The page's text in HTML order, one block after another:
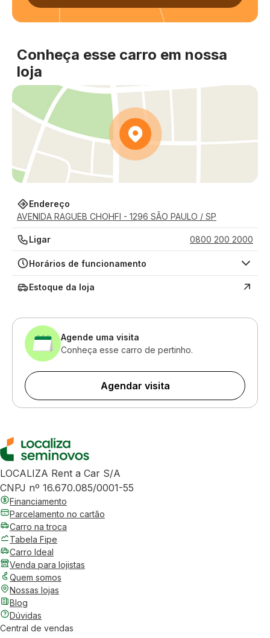
Conheça esse carro em nossa
loja
Endereço
AVENIDA RAGUEB CHOHFI - 1296 SÃO PAULO / SP
Ligar 0800 200 2000
Horários de funcionamento
Estoque da loja
Agende uma visita
Conheça esse carro de pertinho.
Agendar visita
LOCALIZA Rent a Car S/A
CNPJ nº 16.670.085/0001-55
Financiamento
Parcelamento no cartão
Carro na troca
Tabela Fipe
Carro Ideal
Venda para lojistas
Quem somos
Nossas lojas
Blog
Dúvidas
Central de vendas